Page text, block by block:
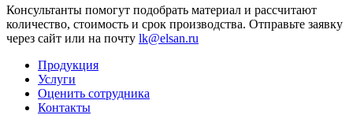
Консультанты помогут подобрать материал и рассчитают
количество, стоимость и срок производства. Отправьте заявку
через сайт или на почту lk@elsan.ru
Продукция
Услуги
Оценить сотрудника
Контакты